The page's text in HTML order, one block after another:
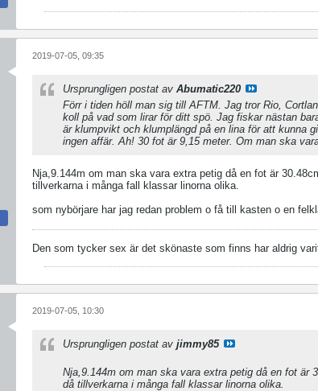
2019-07-05, 09:35
Ursprungligen postat av Abumatic220
Förr i tiden höll man sig till AFTM. Jag tror Rio,
koll på vad som lirar för ditt spö. Jag fiskar nästan
är klumpvikt och klumplängd på en lina för att kunna
ingen affär. Ah! 30 fot är 9,15 meter. Om man ska
Nja,9.144m om man ska vara extra petig då en fot är
tillverkarna i många fall klassar linorna olika.
som nybörjare har jag redan problem o få till kasten o en
Den som tycker sex är det skönaste som finns har aldrig
2019-07-05, 10:30
Ursprungligen postat av jimmy85
Nja,9.144m om man ska vara extra petig då en fot är
då tillverkarna i många fall klassar linorna olika.